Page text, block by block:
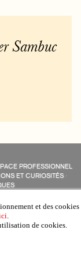
Sambuc
PROFESSIONNEL
ET CURIOSITÉS ·
L’EAU-FORTE
»
et des cookies
.
de cookies.